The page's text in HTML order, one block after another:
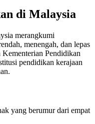
di Malaysia
merangkumi
menengah, dan lepas
Pendidikan
pendidikan kerajaan
yang berumur dari empat